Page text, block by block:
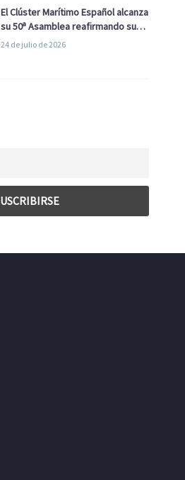
El Clúster Marítimo Español alcanza
su 50ª Asamblea reafirmando su
liderazgo en la Economía Azul
24 de julio de 2026